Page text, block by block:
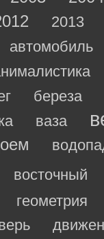
2013
автомобиль
береза
ваза
восточный
геометрия